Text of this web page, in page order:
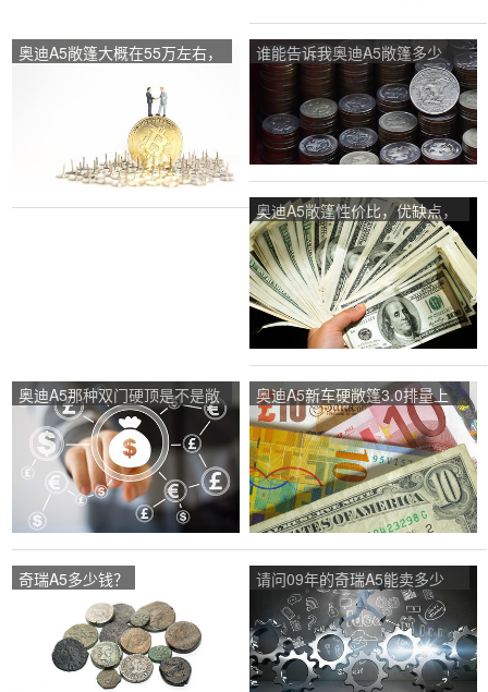
奥迪A5敞篷大概在55万左右，
谁能告诉我奥迪A5敞篷多少
钱？比较具体点？
奥迪A5敞篷性价比，优缺点，
说点？
奥迪A5那种双门硬顶是不是敞
篷的？大概多少钱？有没有硬
顶敞篷？
奥迪A5新车硬敞篷3.0排量上
海汽车市场要多少钱？80万可
以不？
奇瑞A5多少钱？
请问09年的奇瑞A5能卖多少
钱？